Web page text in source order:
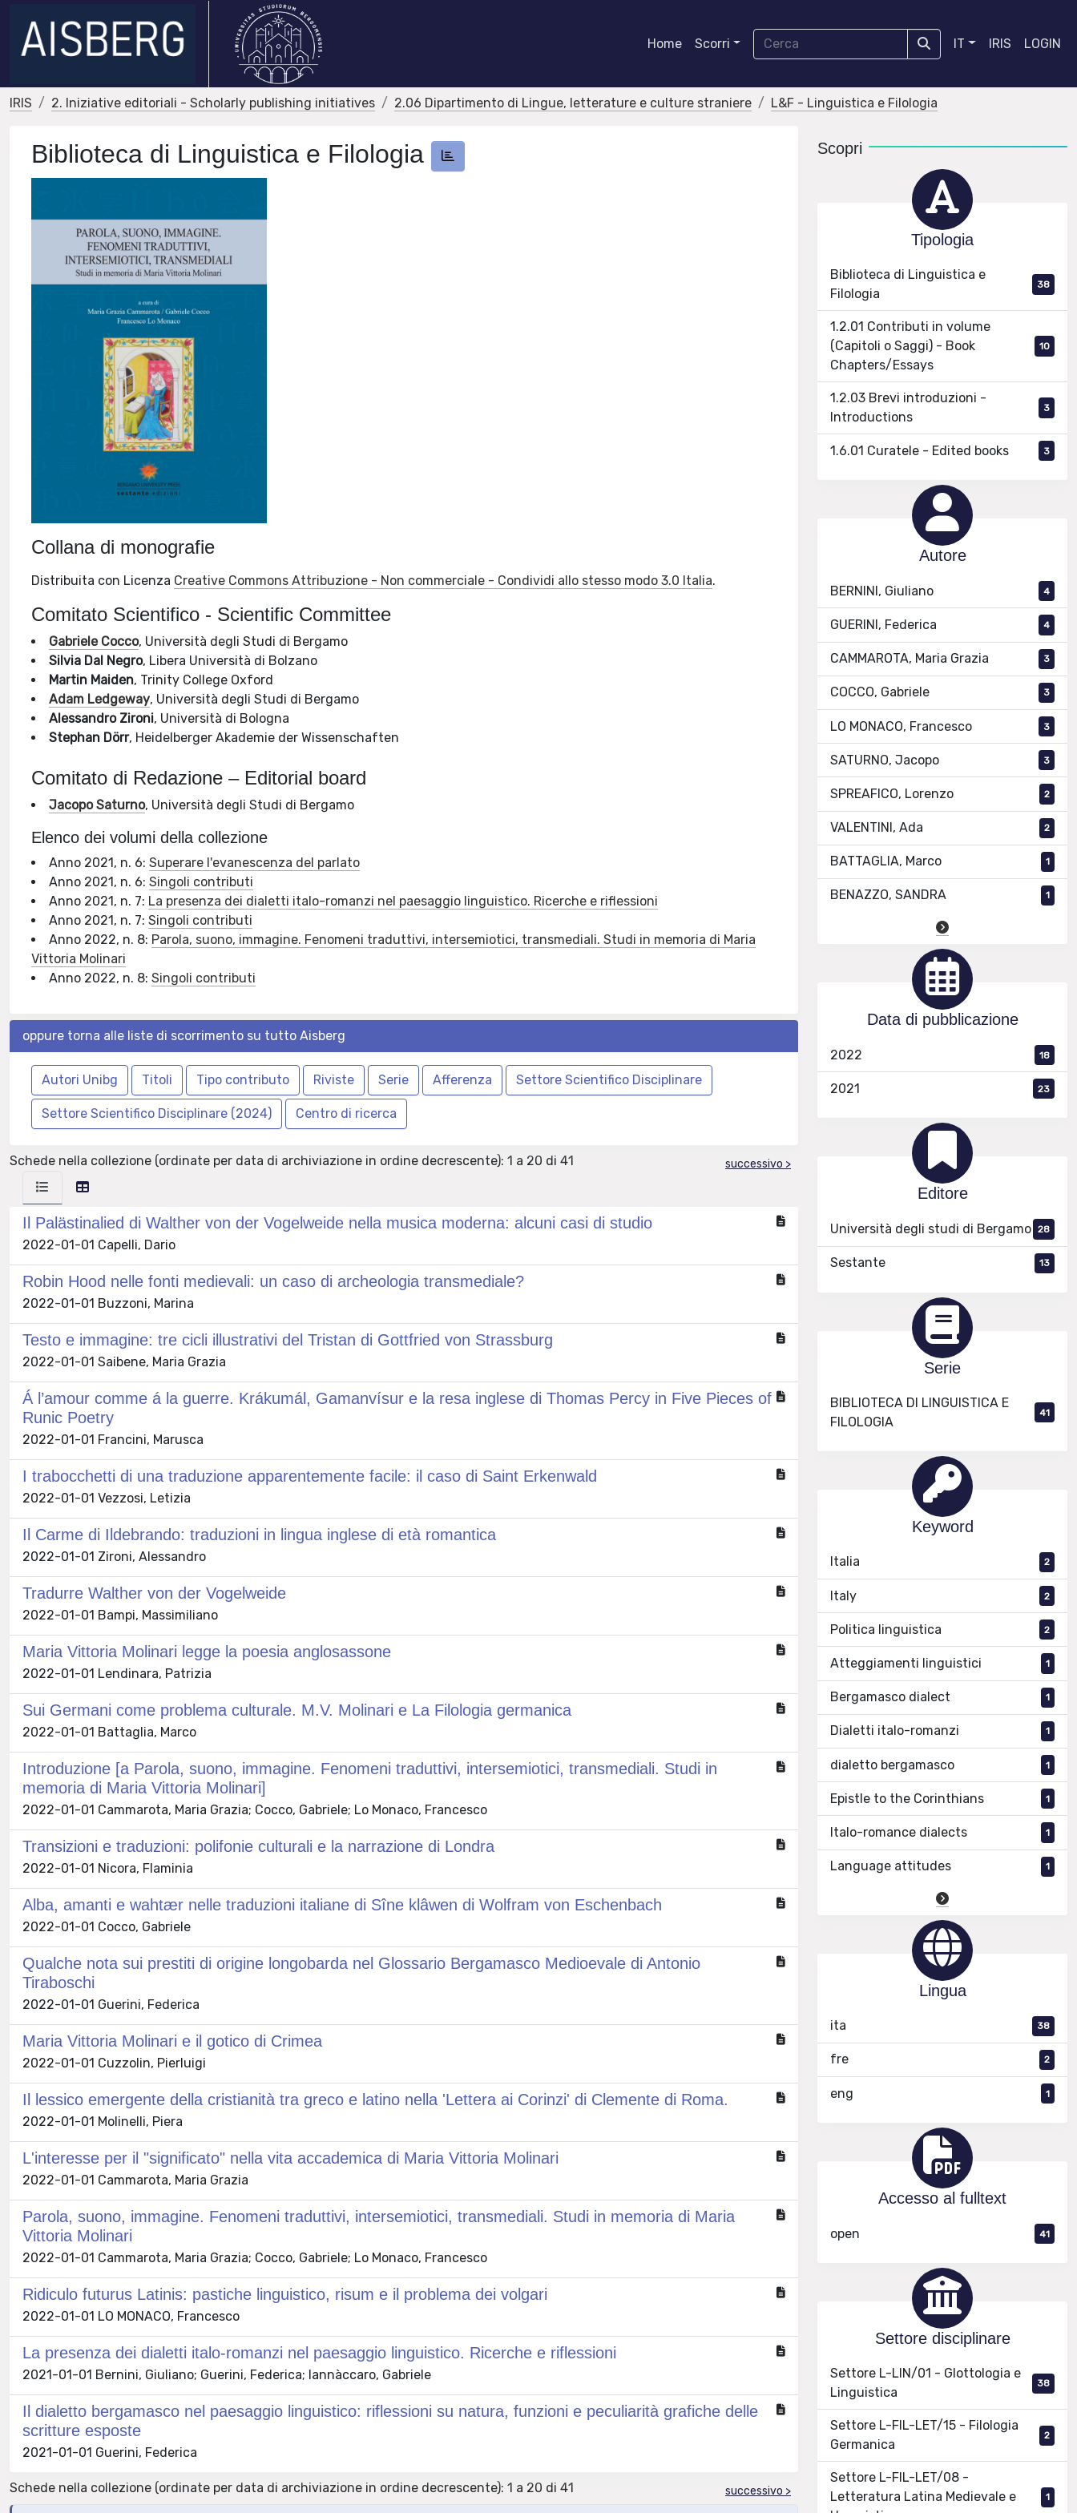
Home Scorri IT IRIS LOGIN
IRIS 2. Iniziative editoriali - Scholarly publishing initiatives 2.06 Dipartimento di Lingue, letterature e culture straniere L&F - Linguistica e Filologia
Biblioteca di Linguistica e Filologia
Collana di monografie
Distribuita con Licenza Creative Commons Attribuzione - Non commerciale - Condividi allo stesso modo 3.0 Italia.
Comitato Scientifico - Scientific Committee
Gabriele Cocco, Università degli Studi di Bergamo
Silvia Dal Negro, Libera Università di Bolzano
Martin Maiden, Trinity College Oxford
Adam Ledgeway, Università degli Studi di Bergamo
Alessandro Zironi, Università di Bologna
Stephan Dörr, Heidelberger Akademie der Wissenschaften
Comitato di Redazione – Editorial board
Jacopo Saturno, Università degli Studi di Bergamo
Elenco dei volumi della collezione
Anno 2021, n. 6:Superare l'evanescenza del parlato
Anno 2021, n. 6:Singoli contributi
Anno 2021, n. 7: La presenza dei dialetti italo-romanzi nel paesaggio linguistico. Ricerche e riflessioni
Anno 2021, n. 7:Singoli contributi
Anno 2022, n. 8: Parola, suono, immagine. Fenomeni traduttivi, intersemiotici, transmediali. Studi in memoria di Maria
Vittoria Molinari
Anno 2022, n. 8:Singoli contributi
oppure torna alle liste di scorrimento su tutto Aisberg
Schede nella collezione (ordinate per data di archiviazione in ordine decrescente): 1 a 20 di 41 successivo >
Il Palästinalied di Walther von der Vogelweide nella musica moderna: alcuni casi di studio
2022-01-01 Capelli, Dario
Robin Hood nelle fonti medievali: un caso di archeologia transmediale?
2022-01-01 Buzzoni, Marina
Testo e immagine: tre cicli illustrativi del Tristan di Gottfried von Strassburg
2022-01-01 Saibene, Maria Grazia
Á l’amour comme á la guerre. Krákumál, Gamanvísur e la resa inglese di Thomas Percy in Five Pieces of
Runic Poetry
2022-01-01 Francini, Marusca
I trabocchetti di una traduzione apparentemente facile: il caso di Saint Erkenwald
2022-01-01 Vezzosi, Letizia
Il Carme di Ildebrando: traduzioni in lingua inglese di età romantica
2022-01-01 Zironi, Alessandro
Tradurre Walther von der Vogelweide
2022-01-01 Bampi, Massimiliano
Maria Vittoria Molinari legge la poesia anglosassone
2022-01-01 Lendinara, Patrizia
Sui Germani come problema culturale. M.V. Molinari e La Filologia germanica
2022-01-01 Battaglia, Marco
Introduzione [a Parola, suono, immagine. Fenomeni traduttivi, intersemiotici, transmediali. Studi in
memoria di Maria Vittoria Molinari]
2022-01-01 Cammarota, Maria Grazia; Cocco, Gabriele; Lo Monaco, Francesco
Transizioni e traduzioni: polifonie culturali e la narrazione di Londra
2022-01-01 Nicora, Flaminia
Alba, amanti e wahtær nelle traduzioni italiane di Sîne klâwen di Wolfram von Eschenbach
2022-01-01 Cocco, Gabriele
Qualche nota sui prestiti di origine longobarda nel Glossario Bergamasco Medioevale di Antonio
Tiraboschi
2022-01-01 Guerini, Federica
Maria Vittoria Molinari e il gotico di Crimea
2022-01-01 Cuzzolin, Pierluigi
Il lessico emergente della cristianità tra greco e latino nella 'Lettera ai Corinzi' di Clemente di Roma.
2022-01-01 Molinelli, Piera
L'interesse per il "significato" nella vita accademica di Maria Vittoria Molinari
2022-01-01 Cammarota, Maria Grazia
Parola, suono, immagine. Fenomeni traduttivi, intersemiotici, transmediali. Studi in memoria di Maria
Vittoria Molinari
2022-01-01 Cammarota, Maria Grazia; Cocco, Gabriele; Lo Monaco, Francesco
Ridiculo futurus Latinis: pastiche linguistico, risum e il problema dei volgari
2022-01-01 LO MONACO, Francesco
La presenza dei dialetti italo-romanzi nel paesaggio linguistico. Ricerche e riflessioni
2021-01-01 Bernini, Giuliano; Guerini, Federica; Iannàccaro, Gabriele
Il dialetto bergamasco nel paesaggio linguistico: riflessioni su natura, funzioni e peculiarità grafiche delle
scritture esposte
2021-01-01 Guerini, Federica
Schede nella collezione (ordinate per data di archiviazione in ordine decrescente): 1 a 20 di 41 successivo >
Scopri
Tipologia
Biblioteca di Linguistica e
Filologia
38
1.2.01 Contributi in volume
(Capitoli o Saggi) - Book
Chapters/Essays
10
1.2.03 Brevi introduzioni -
Introductions
3
1.6.01 Curatele - Edited books 3
Autore
BERNINI, Giuliano 4
GUERINI, Federica 4
CAMMAROTA, Maria Grazia 3
COCCO, Gabriele 3
LO MONACO, Francesco 3
SATURNO, Jacopo 3
SPREAFICO, Lorenzo 2
VALENTINI, Ada 2
BATTAGLIA, Marco 1
BENAZZO, SANDRA 1
Data di pubblicazione
2022 18
2021 23
Editore
Università degli studi di Bergamo 28
Sestante 13
Serie
BIBLIOTECA DI LINGUISTICA E
FILOLOGIA
41
Keyword
Italia 2
Italy 2
Politica linguistica 2
Atteggiamenti linguistici 1
Bergamasco dialect 1
Dialetti italo-romanzi 1
dialetto bergamasco 1
Epistle to the Corinthians 1
Italo-romance dialects 1
Language attitudes 1
Lingua
ita 38
fre 2
eng 1
Accesso al fulltext
open 41
Settore disciplinare
Settore L-LIN/01 - Glottologia e
Linguistica
38
Settore L-FIL-LET/15 - Filologia
Germanica
2
Settore L-FIL-LET/08 -
Letteratura Latina Medievale e
1